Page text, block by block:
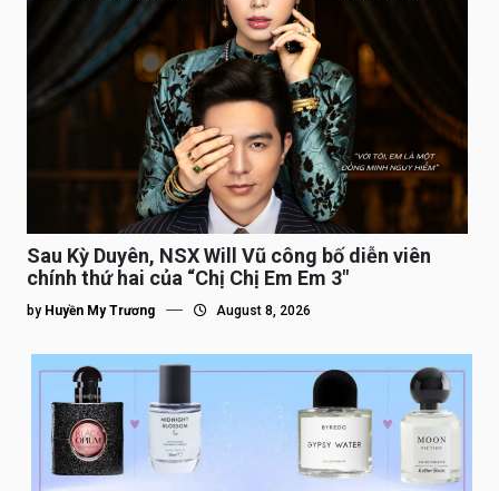
Sau Kỳ Duyên, NSX Will Vũ công bố diễn viên
chính thứ hai của “Chị Chị Em Em 3″
by Huyền My Trương August 8, 2026